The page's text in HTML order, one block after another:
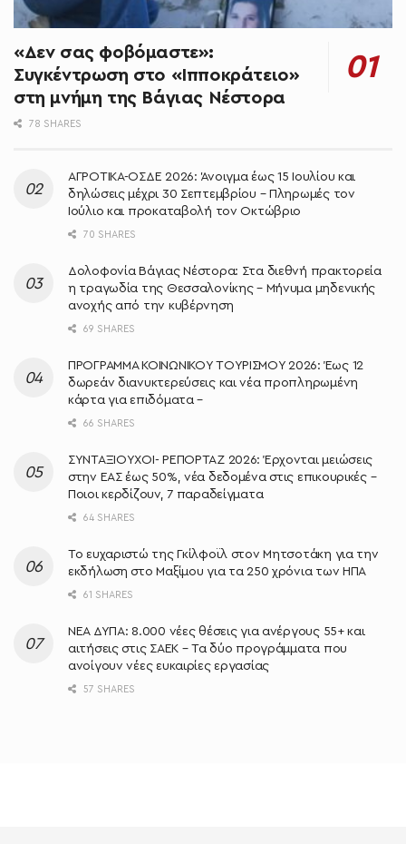
«Δεν σας φοβόμαστε»:
Συγκέντρωση στο «Ιπποκράτειο»
στη μνήμη της Βάγιας Νέστορα
78 SHARES
ΑΓΡΟΤΙΚΑ-ΟΣΔΕ 2026: Άνοιγμα έως 15 Ιουλίου και
δηλώσεις μέχρι 30 Σεπτεμβρίου – Πληρωμές τον
Ιούλιο και προκαταβολή τον Οκτώβριο
70 SHARES
Δολοφονία Βάγιας Νέστορα: Στα διεθνή πρακτορεία
η τραγωδία της Θεσσαλονίκης – Μήνυμα μηδενικής
ανοχής από την κυβέρνηση
69 SHARES
ΠΡΟΓΡΑΜΜΑ ΚΟΙΝΩΝΙΚΟΥ ΤΟΥΡΙΣΜΟΥ 2026: Έως 12
δωρεάν διανυκτερεύσεις και νέα προπληρωμένη
κάρτα για επιδόματα –
66 SHARES
ΣΥΝΤΑΞΙΟΥΧΟΙ- ΡΕΠΟΡΤΑΖ 2026: Έρχονται μειώσεις
στην ΕΑΣ έως 50%, νέα δεδομένα στις επικουρικές –
Ποιοι κερδίζουν, 7 παραδείγματα
64 SHARES
Το ευχαριστώ της Γκίλφοϊλ στον Μητσοτάκη για την
εκδήλωση στο Μαξίμου για τα 250 χρόνια των ΗΠΑ
61 SHARES
ΝΕΑ ΔΥΠΑ: 8.000 νέες θέσεις για ανέργους 55+ και
αιτήσεις στις ΣΑΕΚ – Τα δύο προγράμματα που
ανοίγουν νέες ευκαιρίες εργασίας
57 SHARES